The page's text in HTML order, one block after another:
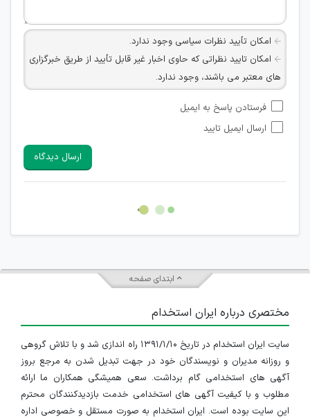
امکان تأیید نظرات سیاسی وجود ندارد.
امکان تایید نظراتی که حاوی اخبار غیر قابل تأیید از طریق خبرگزاری
های معتبر می باشند، وجود ندارد.
شبکه های مجازی ارتباطی می باشند وجود ندارد.
امکان تأیید نظرات کاربرانی که به هر طریقی قصد مأیوس کردن
هرگونه تحریک، تحقیر و کنایه به سایر افراد (مسئول و غیر مسئول)
غیر مجاز می باشد.
امکان هماهنگی برای هرگونه ملاقات حضوری چه به صورت دسته
فرستادن پاسخ به ایمیل
ارسال ایمیل تایید
ارسال دیدگاه
ابتدای صفحه
مختصری درباره ایران استخدام
سایت ایران استخدام در تاریخ ۱۳۹۱/۱/۱۰ راه اندازی شد و با تلاش گروهی
و روزانه مدیران و نویسندگان خود در جهت تبدیل شدن به مرجع بروز
آگهی های استخدامی گام برداشت. سعی همیشگی همکاران ما ارائه
مطلوب و با کیفیت آگهی های استخدامی خدمت بازدیدکنندگان محترم
این سایت بوده است. ایران استخدام به صورت مستقل و خصوصی اداره